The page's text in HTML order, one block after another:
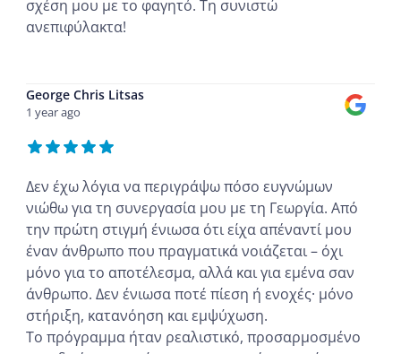
σχέση μου με το φαγητό. Τη συνιστώ
ανεπιφύλακτα!
George Chris Litsas
1 year ago
Δεν έχω λόγια να περιγράψω πόσο ευγνώμων
νιώθω για τη συνεργασία μου με τη Γεωργία. Από
την πρώτη στιγμή ένιωσα ότι είχα απέναντί μου
έναν άνθρωπο που πραγματικά νοιάζεται – όχι
μόνο για το αποτέλεσμα, αλλά και για εμένα σαν
άνθρωπο. Δεν ένιωσα ποτέ πίεση ή ενοχές· μόνο
στήριξη, κατανόηση και εμψύχωση.
Το πρόγραμμα ήταν ρεαλιστικό, προσαρμοσμένο